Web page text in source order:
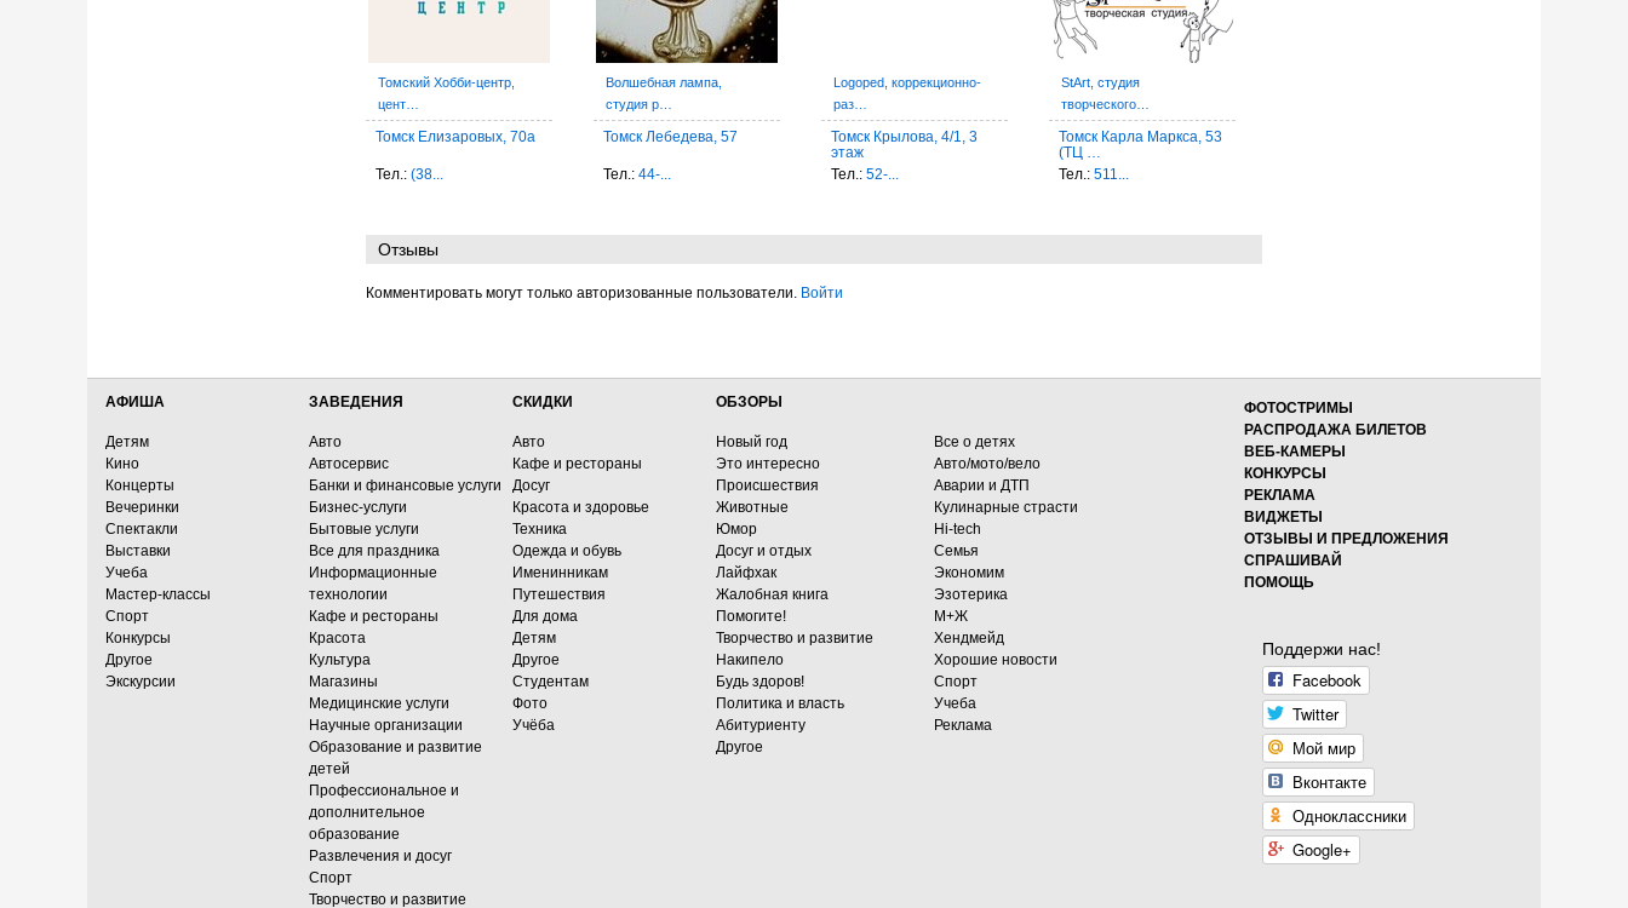
Томский Хобби-центр,
цент…
Томск Елизаровых, 70а
Тел.: (38...
Волшебная лампа,
студия р…
Томск Лебедева, 57
Тел.: 44-...
Logoped, коррекционно-
раз…
Томск Крылова, 4/1, 3
этаж
Тел.: 52-...
StArt, студия
творческого…
Томск Карла Маркса, 53
(ТЦ …
Тел.: 511...
Отзывы
Комментировать могут только авторизованные пользователи. Войти
Поддержи нас!
Facebook
Twitter
Мой мир
Вконтакте
Одноклассники
Google+
АФИША
Детям
Кино
Концерты
Вечеринки
Спектакли
Выставки
Учеба
Мастер-классы
Спорт
Конкурсы
Другое
Экскурсии
ЗАВЕДЕНИЯ
Авто
Автосервис
Банки и финансовые услуги
Бизнес-услуги
Бытовые услуги
Все для праздника
Информационные
технологии
Кафе и рестораны
Красота
Культура
Магазины
Медицинские услуги
Научные организации
Образование и развитие
детей
Профессиональное и
дополнительное
образование
Развлечения и досуг
Спорт
Творчество и развитие
СКИДКИ
Авто
Кафе и рестораны
Досуг
Красота и здоровье
Техника
Одежда и обувь
Именинникам
Путешествия
Для дома
Детям
Другое
Студентам
Фото
Учёба
ОБЗОРЫ
Новый год
Все о детях
Это интересно
Авто/мото/вело
Происшествия
Аварии и ДТП
Животные
Кулинарные страсти
Юмор
Hi-tech
Досуг и отдых
Семья
Лайфхак
Экономим
Жалобная книга
Эзотерика
Помогите!
М+Ж
Творчество и развитие
Хендмейд
Накипело
Хорошие новости
Будь здоров!
Спорт
Политика и власть
Учеба
Абитуриенту
Реклама
Другое
ФОТОСТРИМЫ
РАСПРОДАЖА БИЛЕТОВ
ВЕБ-КАМЕРЫ
КОНКУРСЫ
РЕКЛАМА
ВИДЖЕТЫ
ОТЗЫВЫ И ПРЕДЛОЖЕНИЯ
СПРАШИВАЙ
ПОМОЩЬ